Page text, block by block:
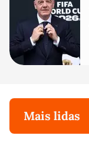
Mais lidas